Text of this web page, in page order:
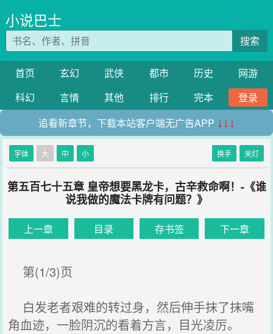
小说巴士
搜索
首页 玄幻 武侠 都市 历史
网游
科幻
言情 其他 排行 完本
登录
追看新章节，下载本站客户端无广告APP ↓↓↓
字体 大 中 小 换手 关灯
第五百七十五章 皇帝想要黑龙卡，古辛救命啊！-《谁
说我做的魔法卡牌有问题？》
上一章 目录 存书签 下一章
第(1/3)页
白发老者艰难的转过身，然后伸手抹了抹嘴
角血迹，一脸阴沉的看着方言，目光凌厉。